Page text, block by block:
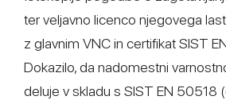
ter veljavno licenco njegovega
z glavnim VNC in certifikat SIST
Dokazilo, da nadomestni
deluje v skladu s SIST EN 50518